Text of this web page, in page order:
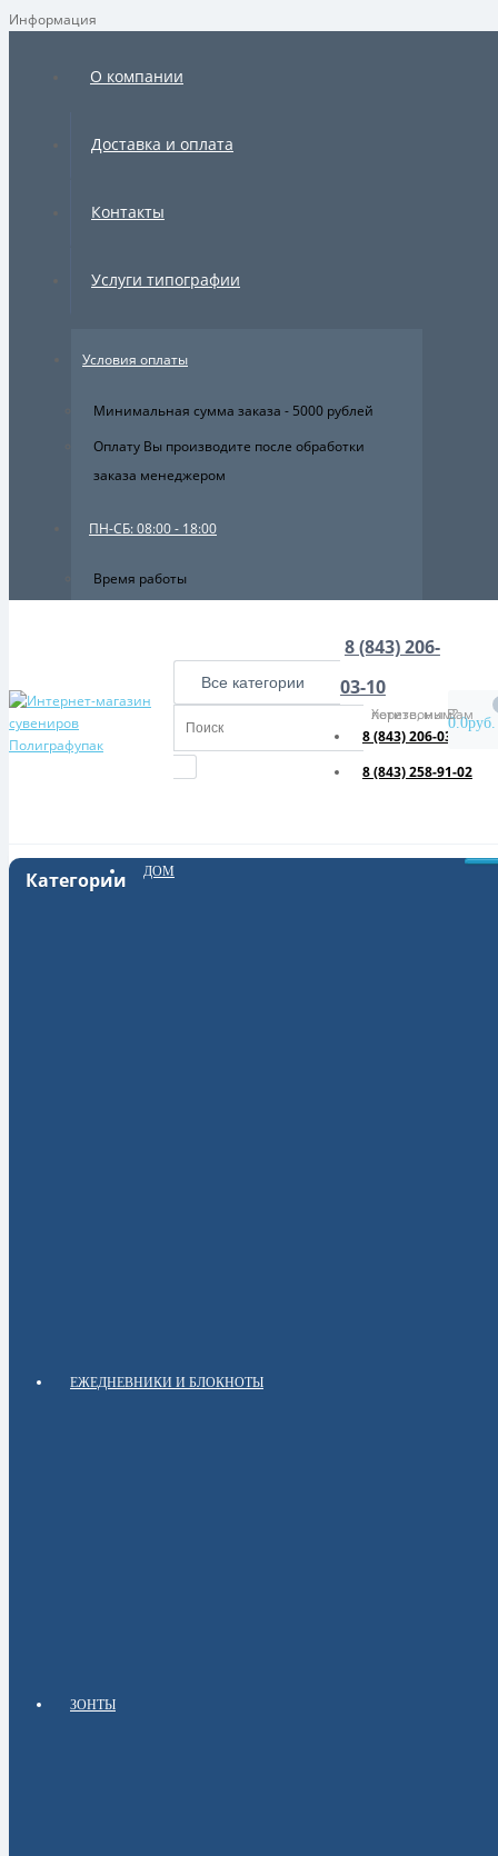
Информация ×
О компании
Доставка и оплата
Контакты
Услуги типографии
Условия оплаты
Минимальная сумма заказа - 5000 рублей
Оплату Вы производите после обработки
заказа менеджером
ПН-СБ: 08:00 - 18:00
Время работы
Все категории
8 (843) 206-
03-10
Хотите, мы Вам перезвоним?
8 (843) 206-03-10
8 (843) 258-91-02
0.0руб.
Категории ДОМ
ЕЖЕДНЕВНИКИ И БЛОКНОТЫ
ЗОНТЫ